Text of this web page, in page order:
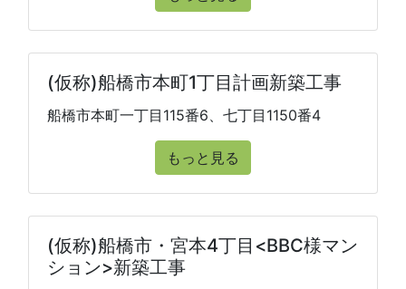
(仮称)船橋市本町1丁目計画新築工事
船橋市本町一丁目115番6、七丁目1150番4
もっと見る
(仮称)船橋市・宮本4丁目<BBC様マン
ション>新築工事